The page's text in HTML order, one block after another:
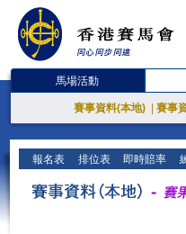
馬場活動
賽事資料(本地) 賽事
報名表 排位表 即時賠率